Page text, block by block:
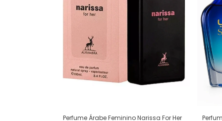
Perfume Árabe Feminino Narissa For Her